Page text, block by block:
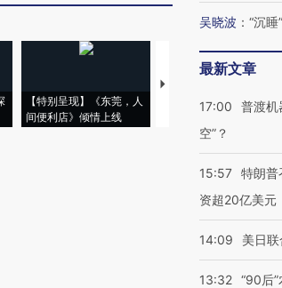
【特别呈现】《东莞，人
间便利店》倾情上线
【推广】走进第四届链博
会，让数智科技“链”接产
吴晓波 ： “沉
最新文章
17:00
普渡机
空”？
15:57 特朗普
资超20亿美元
14:09 美日
13:32 “90后